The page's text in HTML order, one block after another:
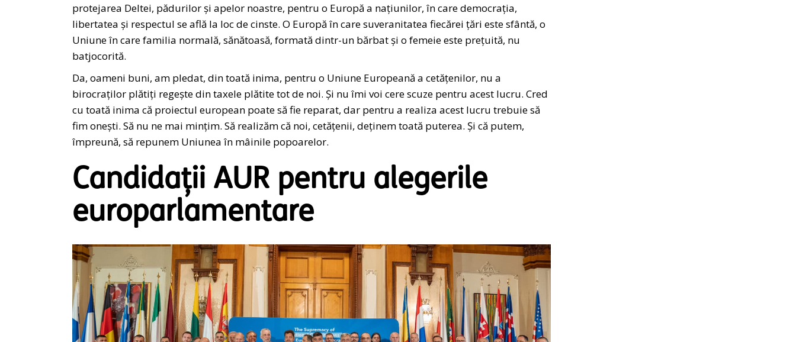
protejarea Deltei, pădurilor și apelor noastre, pentru o Europă a națiunilor, în care democrația,
libertatea și respectul se află la loc de cinste. O Europă în care suveranitatea fiecărei țări este sfântă, o
Uniune în care familia normală, sănătoasă, formată dintr-un bărbat și o femeie este prețuită, nu
batjocorită.
Da, oameni buni, am pledat, din toată inima, pentru o Uniune Europeană a cetățenilor, nu a
birocraților plătiți regește din taxele plătite tot de noi. Și nu îmi voi cere scuze pentru acest lucru. Cred
cu toată inima că proiectul european poate să fie reparat, dar pentru a realiza acest lucru trebuie să
fim onești. Să nu ne mai mințim. Să realizăm că noi, cetățenii, deținem toată puterea. Și că putem,
împreună, să repunem Uniunea în mâinile popoarelor.
Candidații AUR pentru alegerile
europarlamentare